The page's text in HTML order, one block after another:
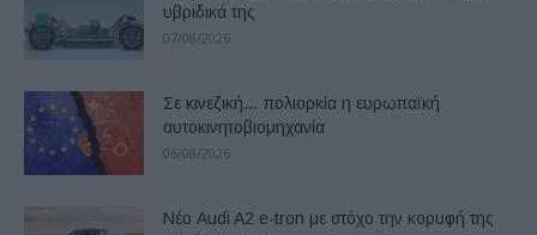
υβριδικά της
07/08/2026
Σε κινεζική… πολιορκία η ευρωπαϊκή
αυτοκινητοβιομηχανία
06/08/2026
Νέο Audi A2 e-tron με στόχο την κορυφή της